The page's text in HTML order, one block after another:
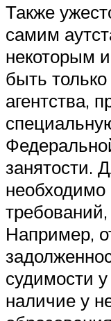
Также
самим
некоторым
быть
агентства,
занятости.
Например,
судимости
наличие у